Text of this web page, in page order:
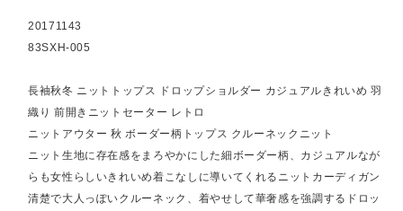
20171143
83SXH-005
長袖秋冬 ニットトップス ドロップショルダー カジュアルきれいめ 羽
織り 前開きニットセーター レトロ
ニットアウター 秋 ボーダー柄トップス クルーネックニット
ニット生地に存在感をまろやかにした細ボーダー柄、カジュアルなが
らも女性らしいきれいめ着こなしに導いてくれるニットカーディガン
清楚で大人っぽいクルーネック、着やせして華奢感を強調するドロッ